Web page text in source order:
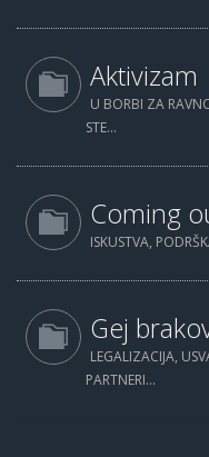
Aktivizam
U BORBI ZA
STE...
Coming
ISKUSTVA,
Gej
LEGALIZACIJA,
PARTNERI...